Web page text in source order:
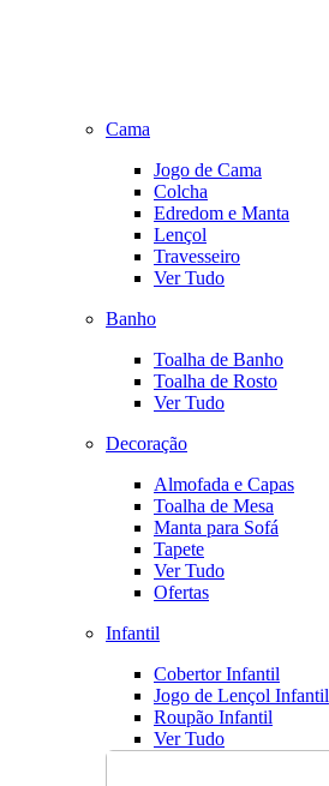
Cama
Jogo de Cama
Colcha
Edredom e Manta
Lençol
Travesseiro
Ver Tudo
Banho
Toalha de Banho
Toalha de Rosto
Ver Tudo
Decoração
Almofada e Capas
Toalha de Mesa
Manta para Sofá
Tapete
Ver Tudo
Ofertas
Infantil
Cobertor Infantil
Jogo de Lençol Infantil
Roupão Infantil
Ver Tudo